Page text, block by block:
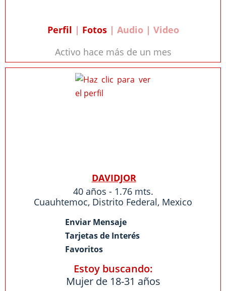
Perfil | Fotos| Audio | Video
Activo hace más de un mes
DAVIDJOR
40 años - 1.76 mts.
Cuauhtemoc, Distrito Federal, Mexico
Enviar Mensaje
Tarjetas de Interés
Favoritos
Estoy buscando:
Mujer de 18-31 años